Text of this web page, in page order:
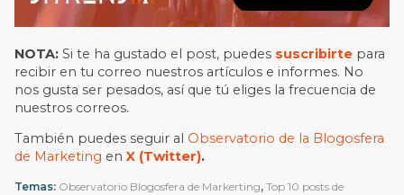
NOTA: Si te ha gustado el post, puedes suscribirte para
recibir en tu correo nuestros artículos e informes. No
nos gusta ser pesados, así que tú eliges la frecuencia de
nuestros correos.
También puedes seguir al Observatorio de la Blogosfera
de Marketing enX (Twitter).
Temas: Observatorio Blogosfera de Markerting,Top 10 posts de